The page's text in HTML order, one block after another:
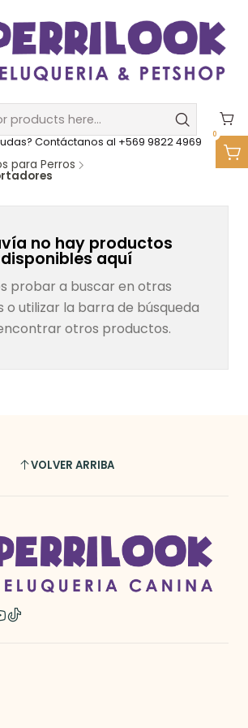
0
Contáctanos al +569 9822 4969
para Perros
no hay productos
disponibles aquí
probar a buscar en otras
utilizar la barra de búsqueda
otros productos.
VOLVER ARRIBA